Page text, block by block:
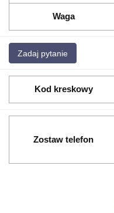
Waga
Zadaj pytanie
Kod kreskowy
Zostaw telefon